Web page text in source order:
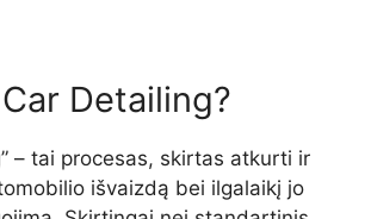
Detailing?
– tai procesas, skirtas atkurti ir
išvaizdą bei ilgalaikį jo